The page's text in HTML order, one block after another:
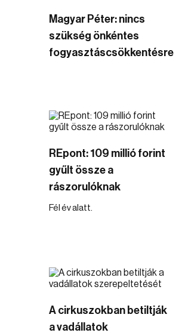
Magyar Péter: nincs
szükség önkéntes
fogyasztáscsökkentésre
REpont: 109 millió forint
gyűlt össze a
rászorulóknak
Fél év alatt.
A cirkuszokban betiltják
a vadállatok